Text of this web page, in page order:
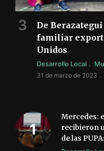
De
familiar
Unidos
Desarrollo Local
31 de marzo de 2023
Mercedes:
recibieron
de las